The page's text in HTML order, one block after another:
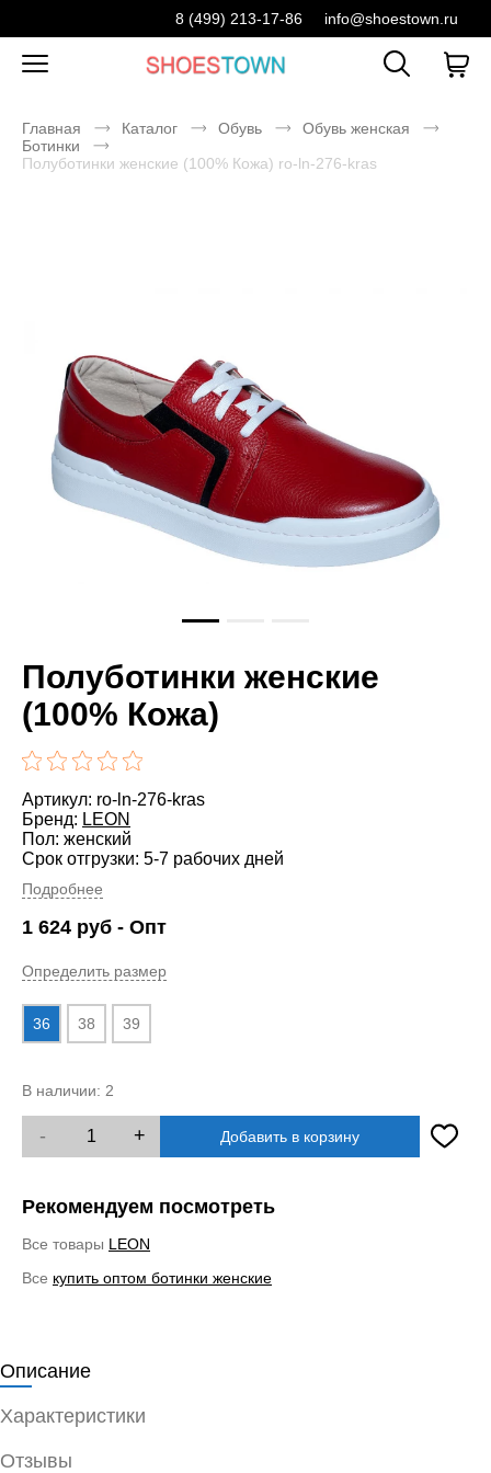
8 (499) 213-17-86 info@shoestown.ru
Главная Каталог Обувь
Обувь женская
Ботинки
Полуботинки женские (100% Кожа) ro-ln-276-kras
Полуботинки женские
(100% Кожа)
Артикул: ro-ln-276-kras
Бренд: LEON
Пол: женский
Срок отгрузки: 5-7 рабочих дней
Подробнее
1 624 руб - Опт
Определить размер
36 38 39
В наличии: 2
- + Добавить в корзину
Рекомендуем посмотреть
Все товары LEON
Все купить оптом ботинки женские
Описание
Характеристики
Отзывы